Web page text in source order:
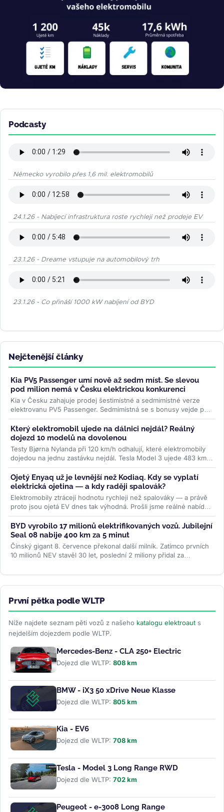
Podcasty
Německo vyrobilo přes 1,6 mil. elektromobilů
24.1.26 - Nabíjecí infrastruktura roste rychleji než prodeje EV
23.1.26 - Dreame vstupuje na automobilový trh
23.1.26 - Co přináší 1000 kW nabíjení od BYD
Nejčtenější články
Kia PV5 Passenger umí nově až sedm míst. Se slevou
pod milion nemá v Česku elektrickou konkurenci
Kia v Česku zahajuje prodej šestimístné a sedmimístné verze
elektrovanu PV5 Passenger. Sedmimístná se s bonusy vejde pod
milion korun —...>>
Který elektromobil ujede na dálnici nejdál? Reálný
dojezd 10 modelů na dovolenou
Testy Bjørna Nylanda při 120 km/h odhalují, které elektromobily
dojedou na jednu zastávku nejdál. Tesla Model 3 ujede 483 km,
některá SUV o...>>
Ojetý Enyaq už je levnější než Kodiaq. Kdy se vyplatí
elektrická ojetina — a kdy raději spalovák?
Elektromobily ztrácejí hodnotu rychleji než spalováky — a právě
proto jsou ojetá EV dnes tak výhodná. Prošli jsme reálné nabídky
na...>>
BYD vyrobilo 17 milionů elektrifikovaných vozů. Jubilejní
Seal 08 nabije 400 km za 5 minut
Čínský gigant 8. července překonal další milník. Zatímco prvních
10 milionů NEV stavěl 30 let, poslední 2 miliony přidal za
První pětka podle WLTP
Níže najdete seznam pěti vozů z našeho katalogu elektroaut s
nejdelším dojezdem podle WLTP.
Mercedes-Benz - CLA 250+ Electric
Dojezd dle WLTP: 808 km
BMW - iX3 50 xDrive Neue Klasse
Dojezd dle WLTP: 805 km
Kia - EV6
Dojezd dle WLTP: 708 km
Tesla - Model 3 Long Range RWD
Dojezd dle WLTP: 702 km
Peugeot - e-3008 Long Range